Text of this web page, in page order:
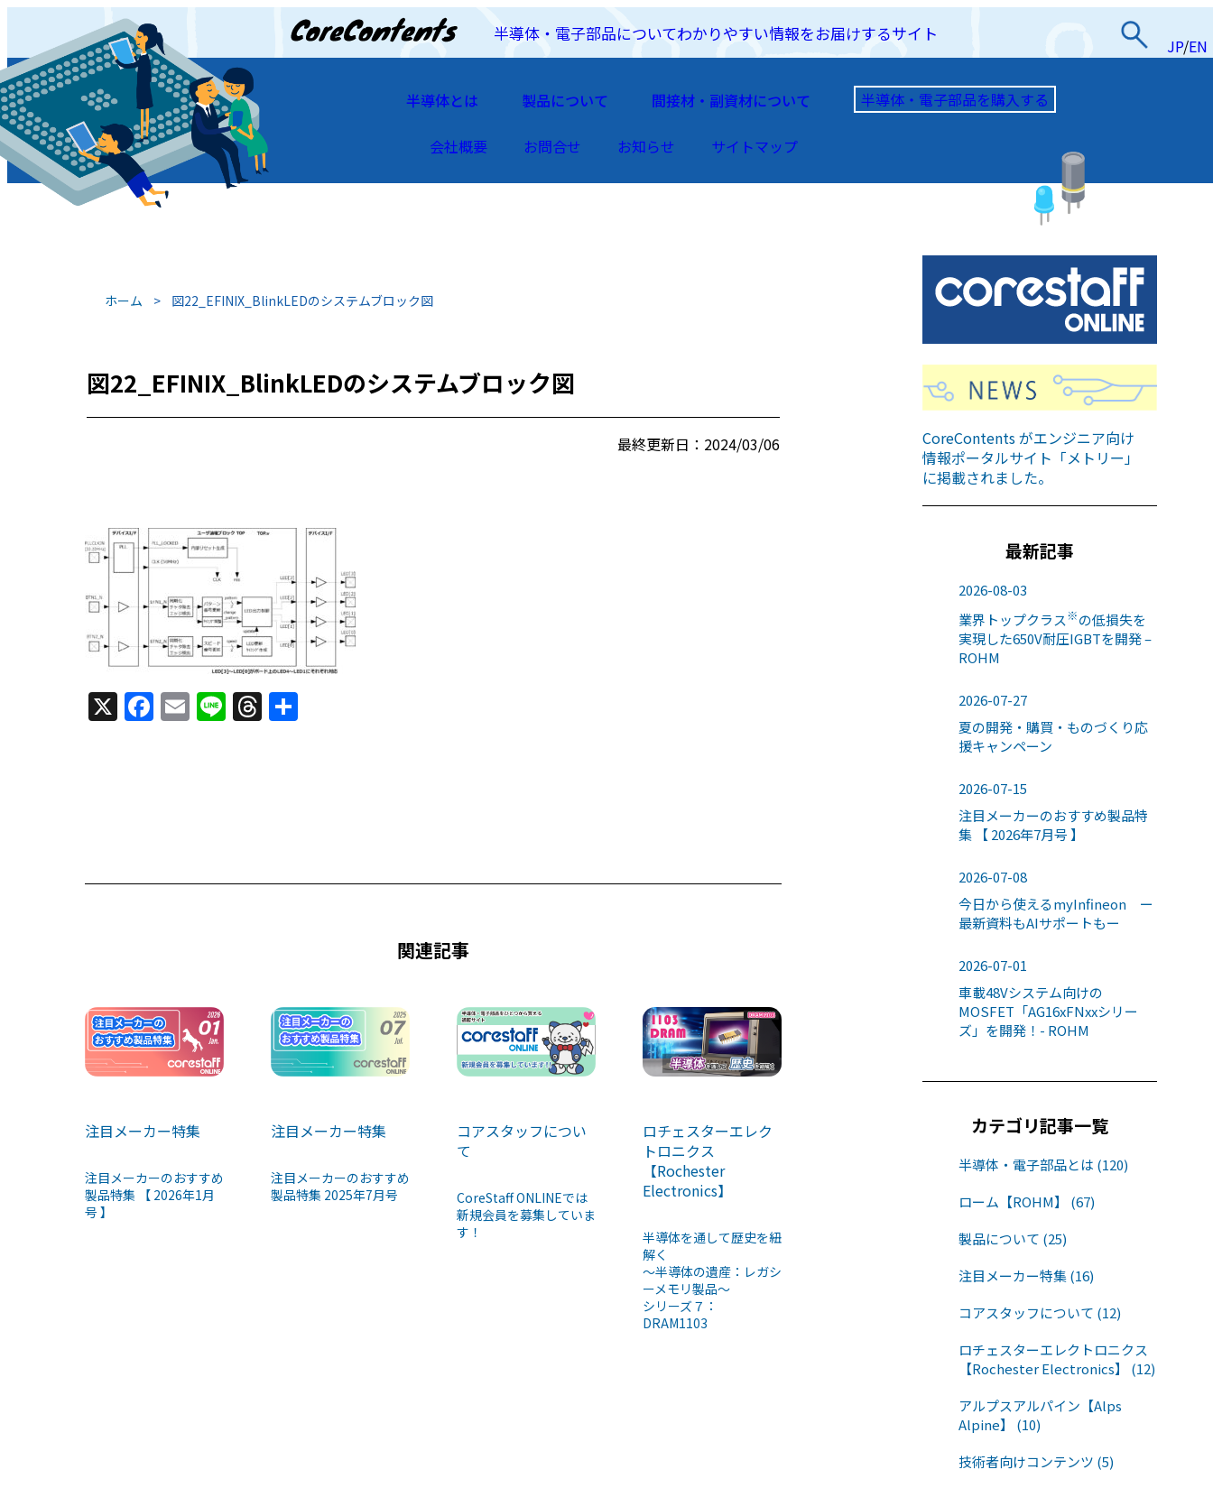
半導体・電子部品についてわかりやすい情報をお届けするサイト
JP/EN
JP/EN
半導体とは 製品について 間接材・副資材について 半導体・電子部品を購入する
会社概要 お問合せ お知らせ サイトマップ
ホーム > 図22_EFINIX_BlinkLEDのシステムブロック図
図22_EFINIX_BlinkLEDのシステムブロック図
最終更新日：2024/03/06
X F
a
o
E
m
Li
n
T
h
関連記事
注目メーカー特集
注目メーカーのおすすめ
製品特集 【 2026年1月
号 】
注目メーカー特集
注目メーカーのおすすめ
製品特集 2025年7月号
コアスタッフについ
て
CoreStaff ONLINEでは
新規会員を募集していま
す！
ロチェスターエレク
トロニクス
【Rochester
Electronics】
半導体を通して歴史を紐
解く
～半導体の遺産：レガシ
ーメモリ製品～
シリーズ７：
DRAM1103
CoreContents がエンジニア向け
情報ポータルサイト「メトリー」
に掲載されました。
最新記事
2026-08-03
業界トップクラス※の低損失を
実現した650V耐圧IGBTを開発 –
ROHM
2026-07-27
夏の開発・購買・ものづくり応
援キャンペーン
2026-07-15
注目メーカーのおすすめ製品特
集 【 2026年7月号 】
2026-07-08
今日から使えるmyInfineon ー
最新資料もAIサポートもー
2026-07-01
車載48Vシステム向けの
MOSFET「AG16xFNxxシリー
ズ」を開発！- ROHM
カテゴリ記事一覧
半導体・電子部品とは (120)
ローム【ROHM】 (67)
製品について (25)
注目メーカー特集 (16)
コアスタッフについて (12)
ロチェスターエレクトロニクス
【Rochester Electronics】 (12)
アルプスアルパイン【Alps
Alpine】 (10)
技術者向けコンテンツ (5)